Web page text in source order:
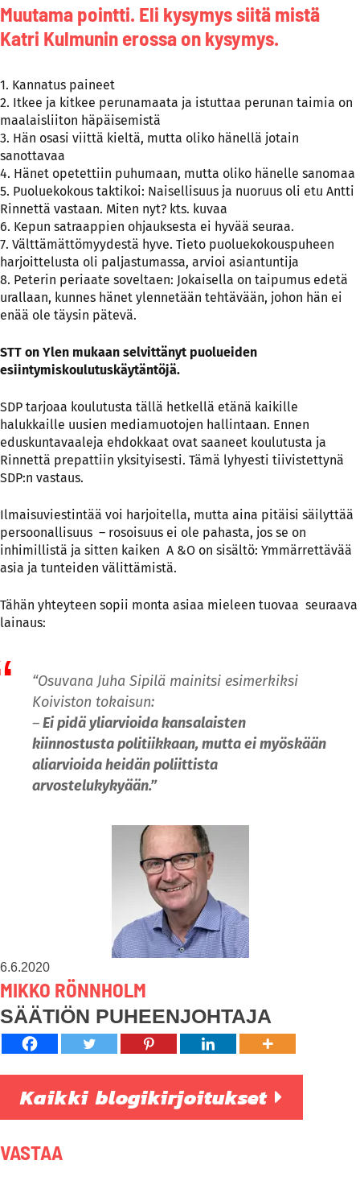
Muutama pointti. Eli kysymys siitä mistä
Katri Kulmunin erossa on kysymys.
1. Kannatus paineet
2. Itkee ja kitkee perunamaata ja istuttaa perunan taimia on
maalaisliiton häpäisemistä
3. Hän osasi viittä kieltä, mutta oliko hänellä jotain
sanottavaa
4. Hänet opetettiin puhumaan, mutta oliko hänelle sanomaa
5. Puoluekokous taktikoi: Naisellisuus ja nuoruus oli etu Antti
Rinnettä vastaan. Miten nyt? kts. kuvaa
6. Kepun satraappien ohjauksesta ei hyvää seuraa.
7. Välttämättömyydestä hyve. Tieto puoluekokouspuheen
harjoittelusta oli paljastumassa, arvioi asiantuntija
8. Peterin periaate soveltaen: Jokaisella on taipumus edetä
urallaan, kunnes hänet ylennetään tehtävään, johon hän ei
enää ole täysin pätevä.
STT on Ylen mukaan selvittänyt puolueiden
esiintymiskoulutuskäytäntöjä.
SDP tarjoaa koulutusta tällä hetkellä etänä kaikille
halukkaille uusien mediamuotojen hallintaan. Ennen
eduskuntavaaleja ehdokkaat ovat saaneet koulutusta ja
Rinnettä prepattiin yksityisesti. Tämä lyhyesti tiivistettynä
SDP:n vastaus.
Ilmaisuviestintää voi harjoitella, mutta aina pitäisi säilyttää
persoonallisuus – rosoisuus ei ole pahasta, jos se on
inhimillistä ja sitten kaiken A &O on sisältö: Ymmärrettävää
asia ja tunteiden välittämistä.
Tähän yhteyteen sopii monta asiaa mieleen tuovaa seuraava
lainaus:
“Osuvana Juha Sipilä mainitsi esimerkiksi
Koiviston tokaisun:
–Ei pidä yliarvioida kansalaisten
kiinnostusta politiikkaan, mutta ei myöskään
aliarvioida heidän poliittista
arvostelukykyään.”
6.6.2020
MIKKO RÖNNHOLM
SÄÄTIÖN PUHEENJOHTAJA
Kaikki blogikirjoitukset
VASTAA